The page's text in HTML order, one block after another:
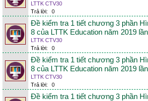
LTTK CTV30
Trả lời:
0
Đề kiểm tra 1 tiết chương 3 phần
8 của LTTK Education năm 2019
LTTK CTV30
Trả lời:
0
Đề kiểm tra 1 tiết chương 3 phần
8 của LTTK Education năm 2019
LTTK CTV30
Trả lời:
0
Đề kiểm tra 1 tiết chương 3 phần